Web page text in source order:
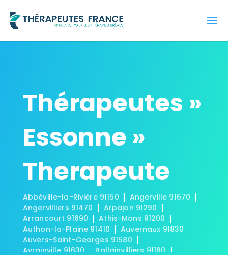
Thérapeutes »
Essonne »
Therapeute
Abbéville-la-Rivière 91150
Angerville 91670
Angervilliers 91470
Arpajon 91290
Arrancourt 91690
Athis-Mons 91200
Authon-la-Plaine 91410
Auvernaux 91830
Auvers-Saint-Georges 91580
Avrainville 91630
Ballainvilliers 91160